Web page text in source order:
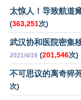
太惊人！导致航道
(363,251次)
武汉协和医院密集
2021/4/16 (201,546次)
不可思议的离奇猝
次)